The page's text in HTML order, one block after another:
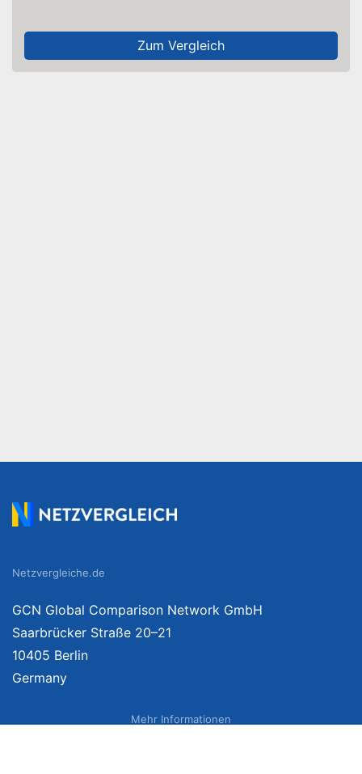
Zum Vergleich
Netzvergleiche.de
GCN Global Comparison Network GmbH
Saarbrücker Straße 20–21
10405 Berlin
Germany
Mehr Informationen